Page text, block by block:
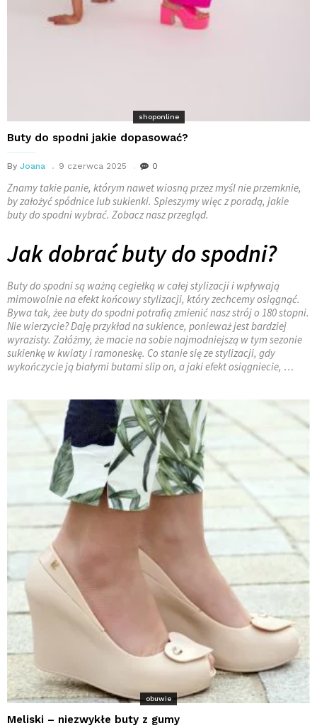
shoponline
Buty do spodni jakie dopasować?
By Joana 9 czerwca 2025 0
Znamy takie panie, którym nawet wiosną przez myśl nie przemknie,
by założyć spódnice lub sukienki. Spieszymy więc z poradą, jakie
buty do spodni wybrać. Zobacz nasz przegląd.
Jak dobrać buty do spodni?
Buty do spodni są ważną cegiełką w całej stylizacji i wpływają
mimowolnie na efekt końcowy stylizacji, który zechcemy osiągnąć.
Bywa tak, żee buty do spodni potrafią zmienić nasz strój o 180 stopni.
Nie wierzycie? Daję przykład na sukience, ponieważ jest bardziej
wyrazisty. Załóżmy, że macie na sobie najmodniejszą w tym sezonie
sukienkę w kwiaty i ramoneskę. Co stanie się ze stylizacji, gdy
wykończycie ją białymi butami slip on, a jaki efekt osiągniecie, …
obuwie
Meliski – niezwykłe buty z gumy